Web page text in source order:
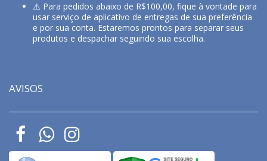
⚠️ Para pedidos abaixo de R$100,00, fique à vontade para
usar serviço de aplicativo de entregas de sua preferência
e por sua conta. Estaremos prontos para separar seus
produtos e despachar seguindo sua escolha.
AVISOS